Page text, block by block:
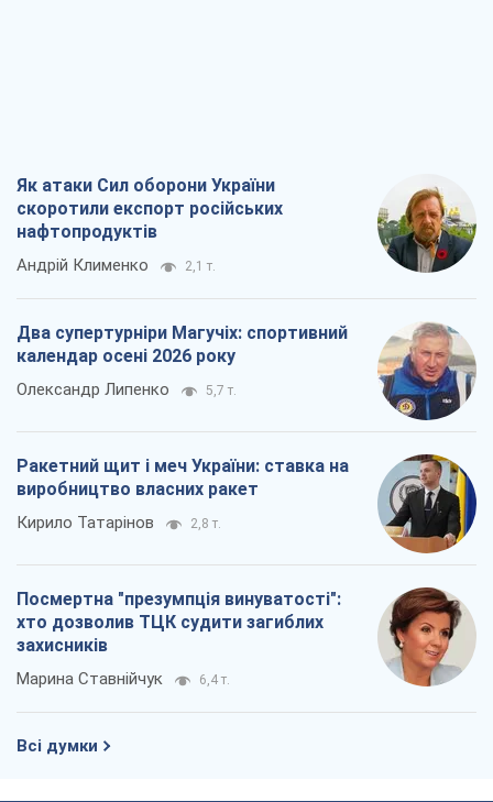
Як атаки Сил оборони України
скоротили експорт російських
нафтопродуктів
Андрій Клименко 2,1 т.
Два супертурніри Магучіх: спортивний
календар осені 2026 року
Олександр Липенко 5,7 т.
Ракетний щит і меч України: ставка на
виробництво власних ракет
Кирило Татарінов 2,8 т.
Посмертна "презумпція винуватості":
хто дозволив ТЦК судити загиблих
захисників
Марина Ставнійчук 6,4 т.
Всі думки